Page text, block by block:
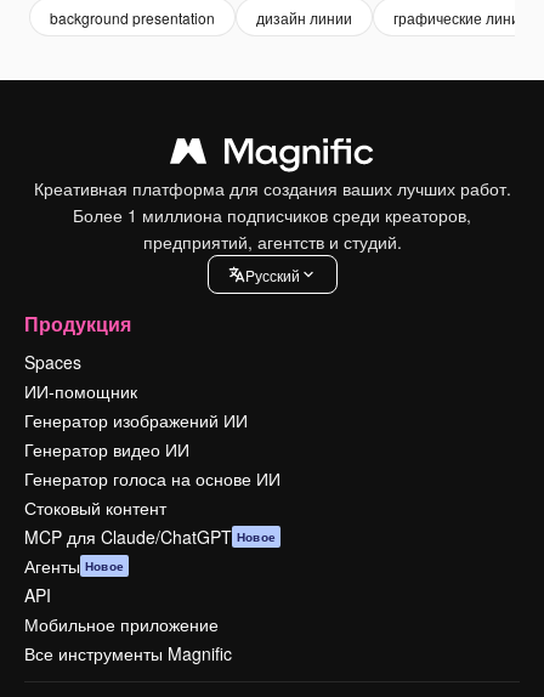
background presentation дизайн линии графические линии
Креативная платформа для создания ваших лучших работ.
Более 1 миллиона подписчиков среди креаторов,
предприятий, агентств и студий.
Pусский
Продукция
Spaces
ИИ-помощник
Генератор изображений ИИ
Генератор видео ИИ
Генератор голоса на основе ИИ
Стоковый контент
MCP для Claude/ChatGPT Новое
Агенты Новое
API
Мобильное приложение
Все инструменты Magnific